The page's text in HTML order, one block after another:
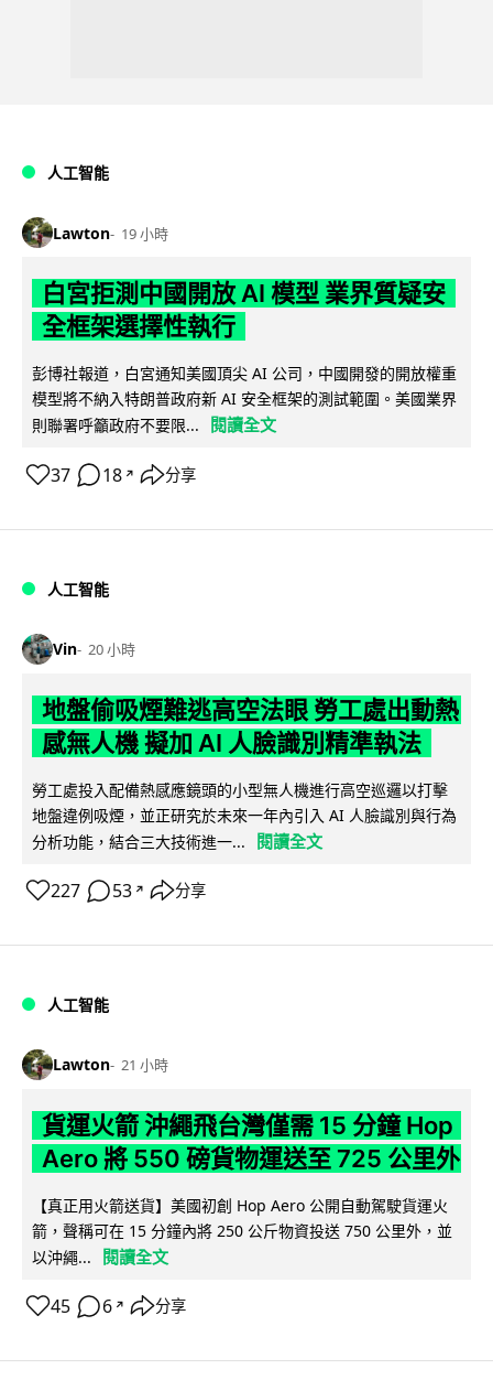
人工智能
Lawton 19 小時
白宮拒測中國開放 AI 模型 業界質疑安
全框架選擇性執行
彭博社報道，白宮通知美國頂尖 AI 公司，中國開發的開放權重
模型將不納入特朗普政府新 AI 安全框架的測試範圍。美國業界
則聯署呼籲政府不要限...
閱讀全文
37 18 ↗ 分享
人工智能
Vin 20 小時
地盤偷吸煙難逃高空法眼 勞工處出動熱
感無人機 擬加 AI 人臉識別精準執法
勞工處投入配備熱感應鏡頭的小型無人機進行高空巡邏以打擊
地盤違例吸煙，並正研究於未來一年內引入 AI 人臉識別與行為
分析功能，結合三大技術進一...
閱讀全文
227 53 ↗ 分享
人工智能
Lawton 21 小時
貨運火箭 沖繩飛台灣僅需 15 分鐘 Hop
Aero 將 550 磅貨物運送至 725 公里外
【真正用火箭送貨】美國初創 Hop Aero 公開自動駕駛貨運火
箭，聲稱可在 15 分鐘內將 250 公斤物資投送 750 公里外，並
以沖繩...
閱讀全文
45 6 ↗ 分享